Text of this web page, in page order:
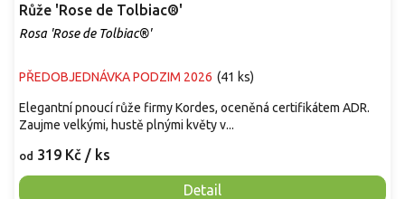
Růže 'Rose de Tolbiac®'
Rosa 'Rose de Tolbiac®'
PŘEDOBJEDNÁVKA PODZIM 2026 (41 ks)
od 319 Kč / ks
Detail
Elegantní pnoucí růže firmy Kordes, oceněná certifikátem ADR.
Zaujme velkými, hustě plnými květy v...